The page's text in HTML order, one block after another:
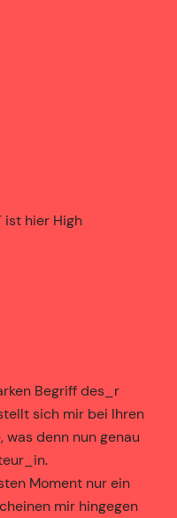
ist hier High
Begriff des_r
sich mir bei Ihren
was denn nun genau
Moment nur ein
mir hingegen